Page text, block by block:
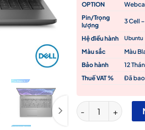
OPTION
Pin/Trọng
lượng
3 Cell
Hệ điều hành Ubuntu
Màu sắc
Màu
Bảo hành
12
Thuế VAT %
Đã bao
Dell Latitude 3540